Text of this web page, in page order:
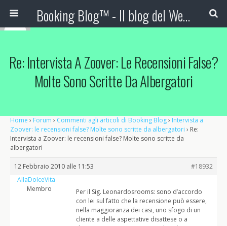
Booking Blog™ - Il blog del Web Marketing Turistico
Re: Intervista A Zoover: Le Recensioni False?
Molte Sono Scritte Da Albergatori
Home › Forum › Commenti agli articoli di Booking Blog› Intervista a
Zoover: le recensioni false? Molte sono scritte da albergatori › Re:
Intervista a Zoover: le recensioni false? Molte sono scritte da
albergatori
12 Febbraio 2010 alle 11:53
#18932
AllaDolceVita
Membro
Per il Sig. Leonardosrooms: sono d’accordo
con lei sul fatto che la recensione può essere,
nella maggioranza dei casi, uno sfogo di un
cliente a delle aspettative disattese o a